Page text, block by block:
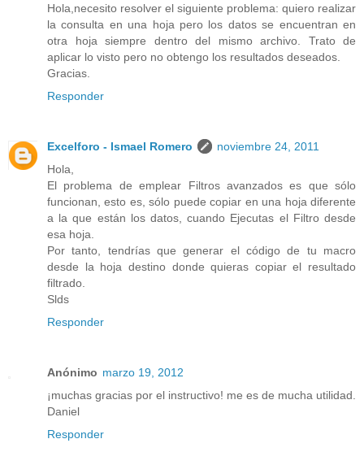
Hola,necesito resolver el siguiente problema: quiero realizar
la consulta en una hoja pero los datos se encuentran en
otra hoja siempre dentro del mismo archivo. Trato de
aplicar lo visto pero no obtengo los resultados deseados.
Gracias.
Responder
Excelforo - Ismael Romero
noviembre 24, 2011
Hola,
El problema de emplear Filtros avanzados es que sólo
funcionan, esto es, sólo puede copiar en una hoja diferente
a la que están los datos, cuando Ejecutas el Filtro desde
esa hoja.
Por tanto, tendrías que generar el código de tu macro
desde la hoja destino donde quieras copiar el resultado
filtrado.
Slds
Responder
Anónimo marzo 19, 2012
¡muchas gracias por el instructivo! me es de mucha utilidad.
Daniel
Responder